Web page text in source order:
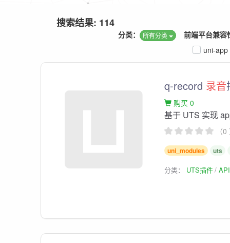
搜索结果: 114
前端平台兼容
分类： 所有分类
uni-app
q-record 录音
购买 0
基于 UTS 实现
（
uni_modules uts
分类： UTS插件